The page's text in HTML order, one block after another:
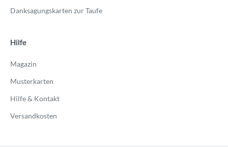
Danksagungskarten zur Taufe
Hilfe
Magazin
Musterkarten
Hilfe & Kontakt
Versandkosten